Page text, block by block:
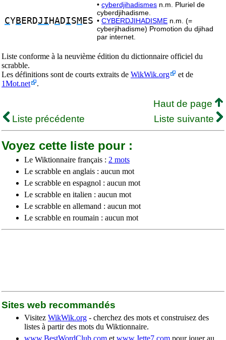
CYB ERDJI HADISM ES
• cyberdjihadismes n.m. Pluriel de
cyberdjihadisme.
• CYBERDJIHADISME n.m. (=
cyberjihadisme) Promotion du djihad
par internet.
Liste conforme à la neuvième édition du dictionnaire officiel du
scrabble.
Les définitions sont de courts extraits de WikWik.org
et de
1Mot.net
.
Haut de page
Liste précédente
Liste suivante
Voyez cette liste pour :
Le Wiktionnaire français : 2 mots
Le scrabble en anglais : aucun mot
Le scrabble en espagnol : aucun mot
Le scrabble en italien : aucun mot
Le scrabble en allemand : aucun mot
Le scrabble en roumain : aucun mot
Sites web recommandés
Visitez WikWik.org - cherchez des mots et construisez des
listes à partir des mots du Wiktionnaire.
www.BestWordClub.com et www.Jette7.com pour jouer au